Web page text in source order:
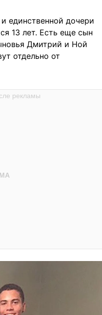
единственной дочери
13 лет. Есть еще сын
Дмитрий и Ной
отдельно от